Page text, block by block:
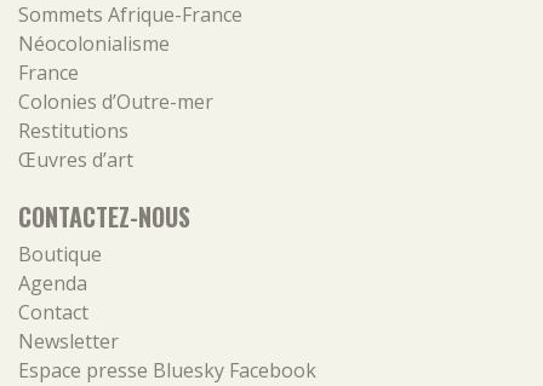
Sommets Afrique-France
Néocolonialisme
France
Colonies d’Outre-mer
Restitutions
Œuvres d’art
CONTACTEZ-NOUS
Boutique
Agenda
Contact
Newsletter
Espace presse Bluesky Facebook